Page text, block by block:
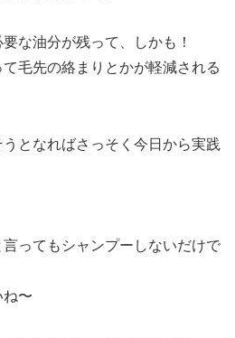
な油分が残って、しかも！
毛先の絡まりとかが軽減される
となればさっそく今日から実践
ってもシャンプーしないだけで
〜